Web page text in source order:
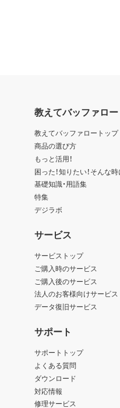
教えてバッファロー
教えてバッファロートップ
商品の選び方
もっと活用！
困った！知りたい！そんな時
基礎知識・用語集
特集
デジラボ
サービス
サービストップ
ご購入時のサービス
ご購入後のサービス
法人のお客様向けサービス
データ復旧サービス
サポート
サポートトップ
よくある質問
ダウンロード
対応情報
修理サービス